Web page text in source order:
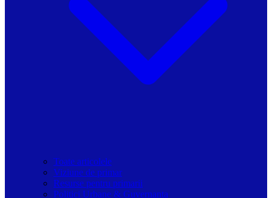
Toate articolele
Viziune de primar
Resurse pentru primarii
Politici Urbane & Guvernanta